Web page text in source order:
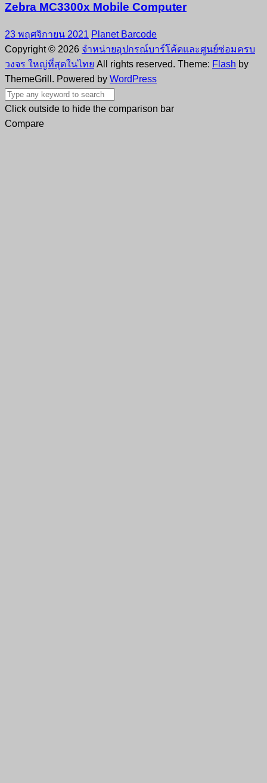
Zebra MC3300x Mobile Computer
23 พฤศจิกายน 2021 Planet Barcode
Copyright © 2026 จำหน่ายอุปกรณ์บาร์โค้ดและศูนย์ซ่อมครบ
วงจร ใหญ่ที่สุดในไทย All rights reserved. Theme: Flash by
ThemeGrill. Powered by WordPress
Click outside to hide the comparison bar
Compare